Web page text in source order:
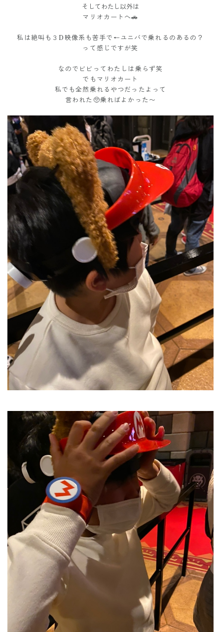
そしてわたし以外は
マリオカートへ🚗
私は絶叫も３D映像系も苦手で←ユニバで乗れるのあるの？
って感じですが笑
なのでビビってわたしは乗らず笑
でもマリオカート
私でも全然乗れるやつだったよって
言われた🥺乗ればよかった〜